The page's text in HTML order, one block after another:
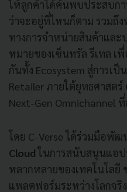
ให้ลูกค้าได้ค้นพบประสบก
ว่าจะอยู่ที่ไหนก็ตาม รวมถึ
ทางการจำหน่ายสินค้าและ
หมายของเซ็นทรัล รีเทล เ
กันทั้ง Ecosystem สู่การเป็
Retailer ภายใต้ยุทธศาสตร์
Next-Gen Omnichannel
โดย C-Verse ได้ร่วมมือพั
Cloudในการสนับสนุนแอป
หลากหลายของเทคโนโลยี
แพลตฟอร์มระหว่างโลกจริ